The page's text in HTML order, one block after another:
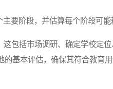
阶段，并估算每个阶段可能
包括市场调研、确定学校定位
基本评估，确保其符合教育